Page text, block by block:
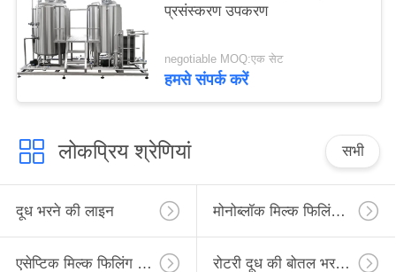
प्रसंस्करण उपकरण
negotiable MOQ:एक सेट
हमसे संपर्क करें
लोकप्रिय श्रेणियां सभी
दूध भरने की लाइन मोनोब्लॉक मिल्क फिलिंग लाइन
एसेप्टिक मिल्क फिलिंग लाइन रोटरी दूध की बोतल भरने की लाइन